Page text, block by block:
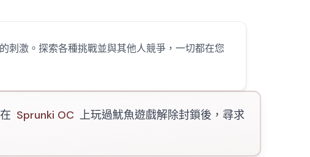
刺激。探索各種挑戰並與其他人競爭，一切都在您
Sprunki OC 上玩過魷魚遊戲解除封鎖後，尋求